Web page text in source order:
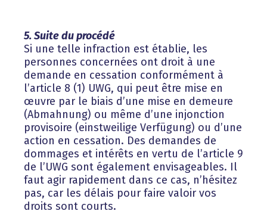
5. Suite du procédé
Si une telle infraction est établie, les
personnes concernées ont droit à une
demande en cessation conformément à
l’article 8 (1) UWG, qui peut être mise en
œuvre par le biais d’une mise en demeure
(Abmahnung) ou même d’une injonction
provisoire (einstweilige Verfügung) ou d’une
action en cessation. Des demandes de
dommages et intérêts en vertu de l’article 9
de l’UWG sont également envisageables. Il
faut agir rapidement dans ce cas, n’hésitez
pas, car les délais pour faire valoir vos
droits sont courts.